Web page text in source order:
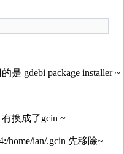
是 gdebi package installer ~
換成了gcin ~
home/ian/.gcin 先移除~